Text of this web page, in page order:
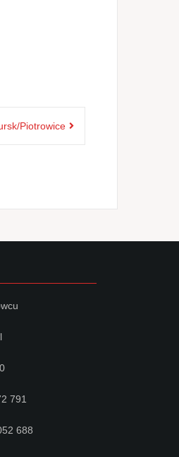
Piotrowice
791
688